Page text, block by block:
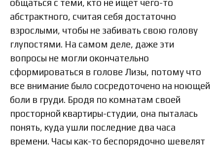
общаться с теми, кто не ищет чего-то
абстрактного, считая себя достаточно
взрослыми, чтобы не забивать свою голову
глупостями. На самом деле, даже эти
вопросы не могли окончательно
сформироваться в голове Лизы, потому что
все внимание было сосредоточено на ноющей
боли в груди. Бродя по комнатам своей
просторной квартиры-студии, она пыталась
понять, куда ушли последние два часа
времени. Часы как-то беспорядочно шевелят